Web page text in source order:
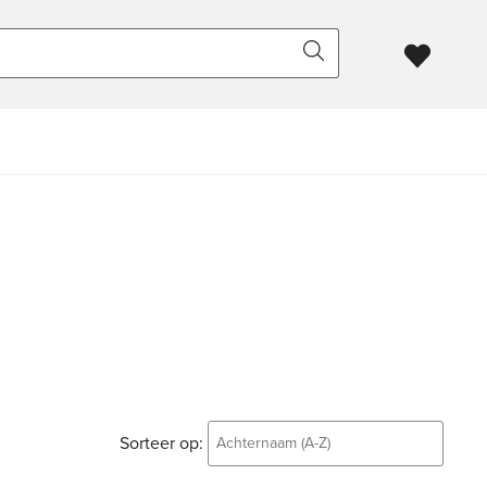
Sorteer op:
Achternaam (A-Z)